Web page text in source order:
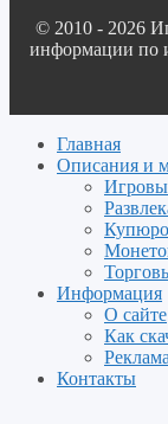
© 2010 - 2026
информации по
Главная
Описания и
Информация
О сайте
Как
Реклама
Контакты